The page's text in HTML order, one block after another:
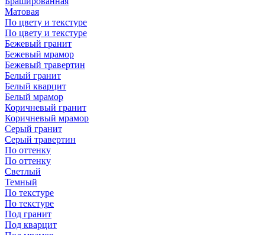
Матовая
По цвету и текстуре
По цвету и текстуре
Бежевый гранит
Бежевый мрамор
Бежевый травертин
Белый гранит
Белый кварцит
Белый мрамор
Коричневый гранит
Коричневый мрамор
Серый гранит
Серый травертин
По оттенку
По оттенку
Светлый
Темный
По текстуре
По текстуре
Под гранит
Под кварцит